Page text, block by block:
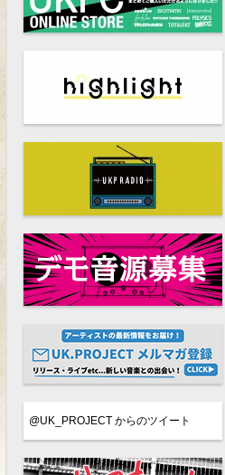
@UK_PROJECT からのツイート